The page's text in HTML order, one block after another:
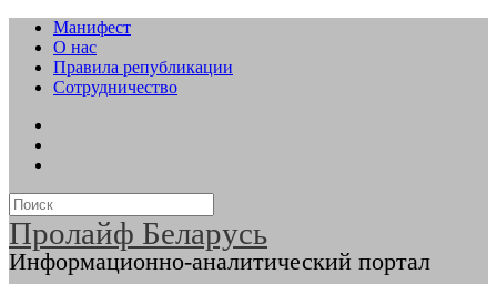
Манифест
О нас
Правила републикации
Сотрудничество
Пролайф Беларусь
Информационно-аналитический портал